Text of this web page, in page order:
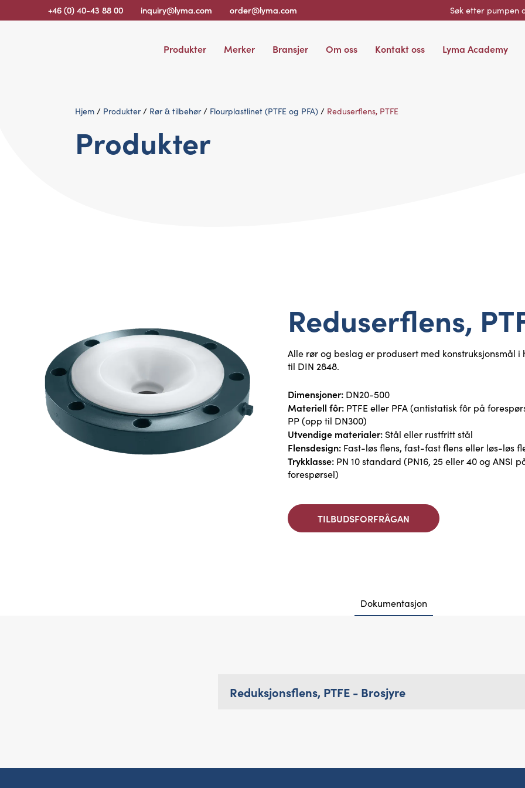
+46 (0) 40-43 88 00 inquiry@lyma.com order@lyma.com Søk etter pumpen
Produkter Merker Bransjer Om oss Kontakt oss Lyma Academy
Hjem / Produkter/ Rør & tilbehør/ Flourplastlinet (PTFE og PFA) / Reduserflens, PTFE
Produkter
Reduserflens,
Alle rør og beslag er produsert med konstruksjonsmål i
til DIN 2848.
Dimensjoner:DN20-500
Materiell fôr:PTFE eller PFA (antistatisk fôr på
PP (opp til DN300)
Utvendige materialer:Stål eller rustfritt stål
Flensdesign:Fast-løs flens, fast-fast flens eller løs-løs
Trykklasse:PN 10 standard (PN16, 25 eller 40 og ANSI
forespørsel)
TILBUDSFORFRÅGAN
Dokumentasjon
Reduksjonsflens, PTFE - Brosjyre